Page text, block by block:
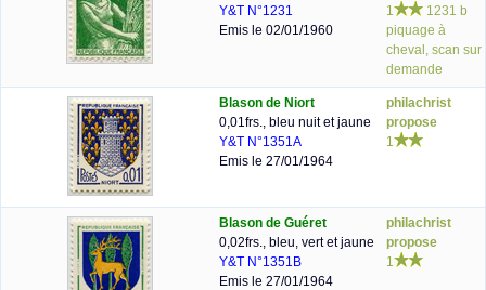
Y&T N°1231
Emis le 02/01/1960
1
1231 b
piquage à
cheval, scan sur
demande
Blason de Niort
0,01frs., bleu nuit et jaune
Y&T N°1351A
Emis le 27/01/1964
philachrist
propose
1
Blason de Guéret
0,02frs., bleu, vert et jaune
Y&T N°1351B
Emis le 27/01/1964
philachrist
propose
1